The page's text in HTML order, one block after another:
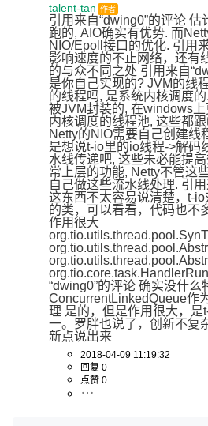
talent-tan 作者
引用来自“dwing0”的评论
跑的, AIO确实有优势. 而
NIO/Epoll接口的优化. 引用
影响速度的不止网络，还有
的与众不同之处 引用来自
是你自己实现的? JVM的线
的线程吗, 是系统内核调度
被JVM封装的, 在windows
内核调度的线程池, 这些都
Netty的NIO需要自己创建线
是想说t-io里的io线程->解码
水线传递吧, 这些未必能提
常上层的功能, Netty不管这
自己做这些流水线处理. 引
这东西不太容易说清楚，t-
的类，可以看看，代码也不
作用很大
“dwing0”的评论 确实没什么
ConcurrentLinkedQueue作
理 是的，但是作用很大，是
一。罗胖也说了，创新不复
新点说出来
2018-04-09 11:19:32
回复 0
点赞 0